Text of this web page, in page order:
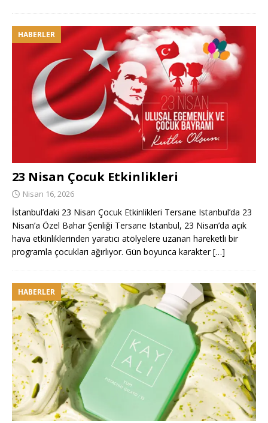
HABERLER
23 Nisan Çocuk Etkinlikleri
Nisan 16, 2026
İstanbul’daki 23 Nisan Çocuk Etkinlikleri Tersane Istanbul’da 23
Nisan’a Özel Bahar Şenliği Tersane Istanbul, 23 Nisan’da açık
hava etkinliklerinden yaratıcı atölyelere uzanan hareketli bir
programla çocukları ağırlıyor. Gün boyunca karakter[…]
HABERLER